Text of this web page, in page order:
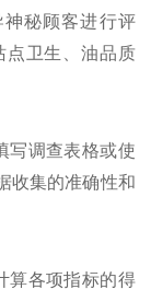
秘顾客进行评
点卫生、油品质
写调查表格或使
收集的准确性和
算各项指标的得